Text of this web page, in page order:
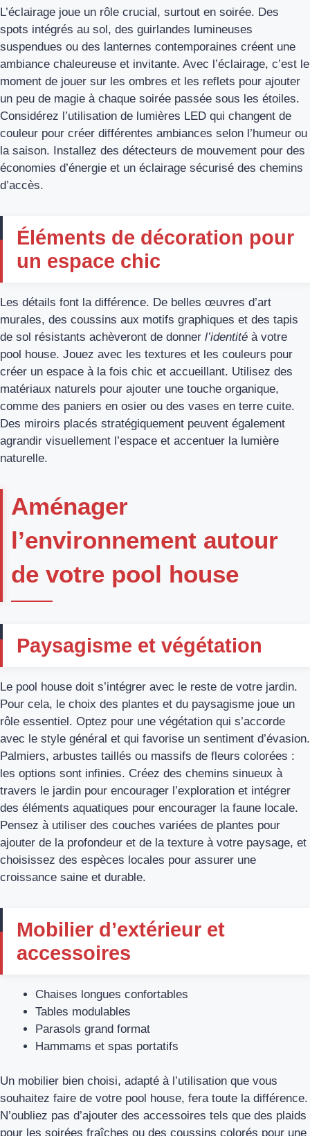
L’éclairage joue un rôle crucial, surtout en soirée. Des
spots intégrés au sol, des guirlandes lumineuses
suspendues ou des lanternes contemporaines créent une
ambiance chaleureuse et invitante. Avec l’éclairage, c’est le
moment de jouer sur les ombres et les reflets pour ajouter
un peu de magie à chaque soirée passée sous les étoiles.
Considérez l’utilisation de lumières LED qui changent de
couleur pour créer différentes ambiances selon l’humeur ou
la saison. Installez des détecteurs de mouvement pour des
économies d’énergie et un éclairage sécurisé des chemins
d’accès.
Éléments de décoration pour
un espace chic
Les détails font la différence. De belles œuvres d’art
murales, des coussins aux motifs graphiques et des tapis
de sol résistants achèveront de donner l’identité à votre
pool house. Jouez avec les textures et les couleurs pour
créer un espace à la fois chic et accueillant. Utilisez des
matériaux naturels pour ajouter une touche organique,
comme des paniers en osier ou des vases en terre cuite.
Des miroirs placés stratégiquement peuvent également
agrandir visuellement l’espace et accentuer la lumière
naturelle.
Aménager
l’environnement autour
de votre pool house
Paysagisme et végétation
Le pool house doit s’intégrer avec le reste de votre jardin.
Pour cela, le choix des plantes et du paysagisme joue un
rôle essentiel. Optez pour une végétation qui s’accorde
avec le style général et qui favorise un sentiment d’évasion.
Palmiers, arbustes taillés ou massifs de fleurs colorées :
les options sont infinies. Créez des chemins sinueux à
travers le jardin pour encourager l’exploration et intégrer
des éléments aquatiques pour encourager la faune locale.
Pensez à utiliser des couches variées de plantes pour
ajouter de la profondeur et de la texture à votre paysage, et
choisissez des espèces locales pour assurer une
croissance saine et durable.
Mobilier d’extérieur et
accessoires
Chaises longues confortables
Tables modulables
Parasols grand format
Hammams et spas portatifs
Un mobilier bien choisi, adapté à l’utilisation que vous
souhaitez faire de votre pool house, fera toute la différence.
N’oubliez pas d’ajouter des accessoires tels que des plaids
pour les soirées fraîches ou des coussins colorés pour une